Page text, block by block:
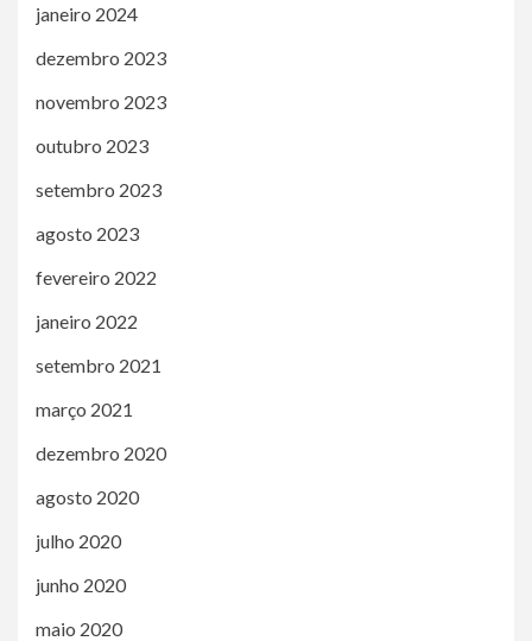
janeiro 2024
dezembro 2023
novembro 2023
outubro 2023
setembro 2023
agosto 2023
fevereiro 2022
janeiro 2022
setembro 2021
março 2021
dezembro 2020
agosto 2020
julho 2020
junho 2020
maio 2020